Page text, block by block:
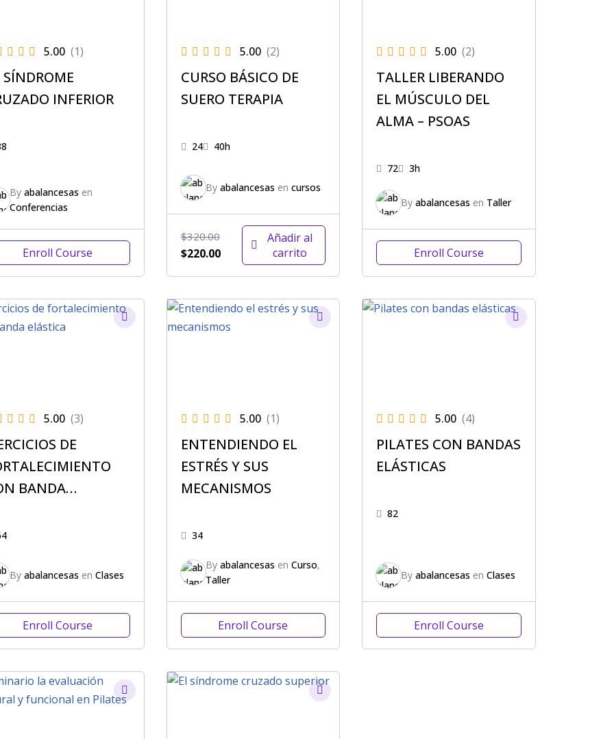
5.00 (1)
SÍNDROME
INFERIOR
By abalancesas en
Conferencias
Enroll Course
5.00 (2)
CURSO BÁSICO DE
SUERO TERAPIA
24 40h
By abalancesas en cursos
$320.00
$220.00
Añadir al
carrito
5.00 (2)
TALLER LIBERANDO
EL MÚSCULO DEL
ALMA – PSOAS
72 3h
Byabalancesas en Taller
Enroll Course
5.00 (3)
DE
BANDA
By abalancesas en Clases
Enroll Course
5.00 (1)
ENTENDIENDO EL
ESTRÉS Y SUS
MECANISMOS
34
By abalancesas en Curso,
Taller
Enroll Course
5.00 (4)
PILATES CON BANDAS
ELÁSTICAS
82
Byabalancesas enClases
Enroll Course